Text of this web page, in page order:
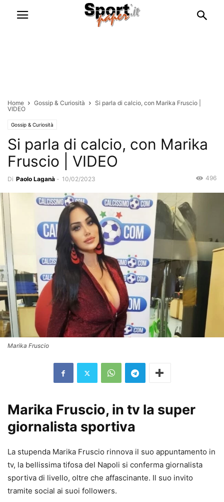
Home Gossip & Curiosità
Si parla di calcio, con Marika Fruscio |
VIDEO
Gossip & Curiosità
Si parla di calcio, con Marika
Fruscio | VIDEO
Di Paolo Laganà - 10/02/2023 496
Marika Fruscio
Marika Fruscio, in tv la super
giornalista sportiva
La stupenda Marika Fruscio rinnova il suo appuntamento in
tv, la bellissima tifosa del Napoli si conferma giornalista
sportiva di livello, oltre che affascinante. Il suo invito
tramite social ai suoi followers.